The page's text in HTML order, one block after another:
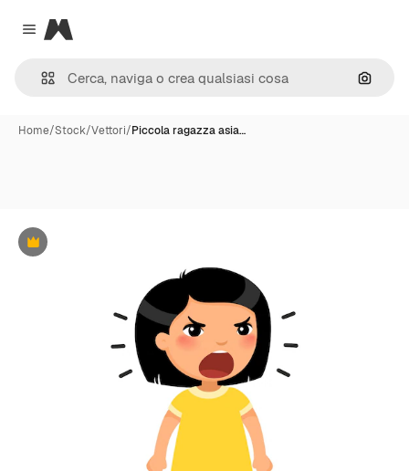
Close menu
Magnific
Cerca
Home/Stock/Vettori/Piccola ragazza asia…
Premium